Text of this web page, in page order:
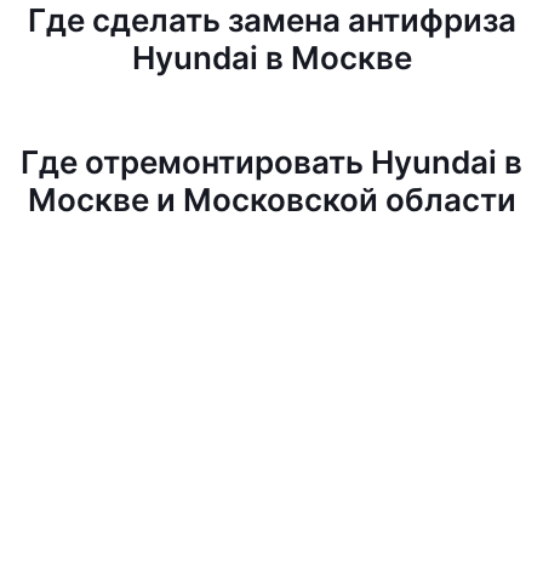
Где сделать замена антифриза
Hyundai в Москве
Где отремонтировать Hyundai в
Москве и Московской области